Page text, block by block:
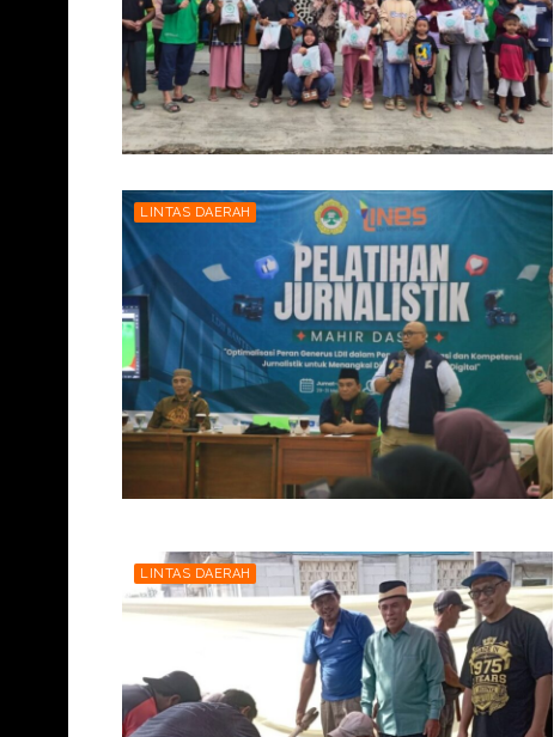
LINTAS DAERAH
LINTAS DAERAH